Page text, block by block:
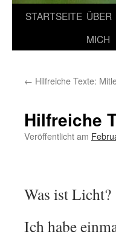
STARTSEITE ÜBER
MICH
← Hilfreiche Texte:
Hilfreiche
Veröffentlicht am
Was ist Licht?
Ich habe